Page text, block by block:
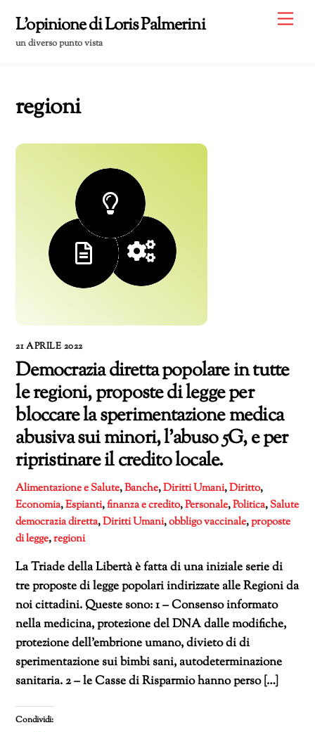
content
L'opinione di Loris Palmerini
un diverso punto vista
regioni
21 APRILE 2022
Democrazia diretta popolare in tutte
le regioni, proposte di legge per
bloccare la sperimentazione medica
abusiva sui minori, l’abuso 5G, e per
ripristinare il credito locale.
Alimentazione e Salute,Banche,Diritti Umani,Diritto,
Economia,Espianti,finanza e credito,Personale,Politica,Salute
democrazia diretta,Diritti Umani,obbligo vaccinale,proposte
di legge,regioni
La Triade della Libertà è fatta di una iniziale serie di
tre proposte di legge popolari indirizzate alle Regioni da
noi cittadini. Queste sono: 1 – Consenso informato
nella medicina, protezione del DNA dalle modifiche,
protezione dell’embrione umano, divieto di di
sperimentazione sui bimbi sani, autodeterminazione
sanitaria. 2 – le Casse di Risparmio hanno perso […]
Condividi: